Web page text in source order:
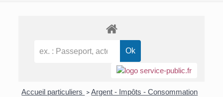
Accueil particuliers > Argent - Impôts - Consommation